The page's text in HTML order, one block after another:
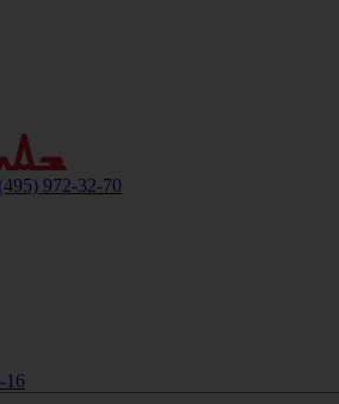
972-32-70
16